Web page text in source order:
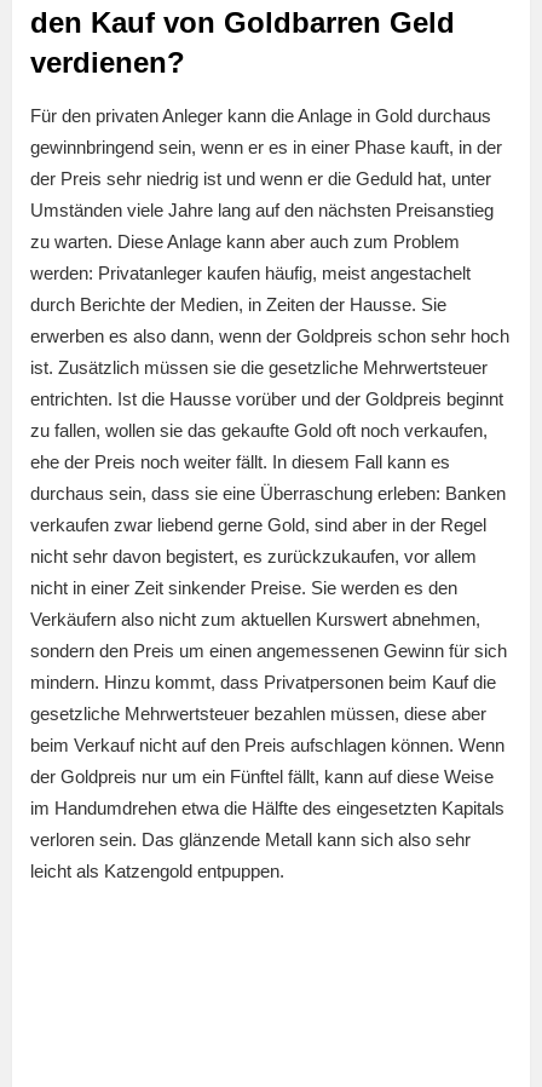
den Kauf von Goldbarren Geld
verdienen?
Für den privaten Anleger kann die Anlage in Gold durchaus
gewinnbringend sein, wenn er es in einer Phase kauft, in der
der Preis sehr niedrig ist und wenn er die Geduld hat, unter
Umständen viele Jahre lang auf den nächsten Preisanstieg
zu warten. Diese Anlage kann aber auch zum Problem
werden: Privatanleger kaufen häufig, meist angestachelt
durch Berichte der Medien, in Zeiten der Hausse. Sie
erwerben es also dann, wenn der Goldpreis schon sehr hoch
ist. Zusätzlich müssen sie die gesetzliche Mehrwertsteuer
entrichten. Ist die Hausse vorüber und der Goldpreis beginnt
zu fallen, wollen sie das gekaufte Gold oft noch verkaufen,
ehe der Preis noch weiter fällt. In diesem Fall kann es
durchaus sein, dass sie eine Überraschung erleben: Banken
verkaufen zwar liebend gerne Gold, sind aber in der Regel
nicht sehr davon begistert, es zurückzukaufen, vor allem
nicht in einer Zeit sinkender Preise. Sie werden es den
Verkäufern also nicht zum aktuellen Kurswert abnehmen,
sondern den Preis um einen angemessenen Gewinn für sich
mindern. Hinzu kommt, dass Privatpersonen beim Kauf die
gesetzliche Mehrwertsteuer bezahlen müssen, diese aber
beim Verkauf nicht auf den Preis aufschlagen können. Wenn
der Goldpreis nur um ein Fünftel fällt, kann auf diese Weise
im Handumdrehen etwa die Hälfte des eingesetzten Kapitals
verloren sein. Das glänzende Metall kann sich also sehr
leicht als Katzengold entpuppen.